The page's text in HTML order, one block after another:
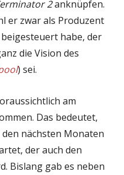
2anknüpfen.
er zwar als Produzent
habe, der
die Vision des
) sei.
am
Das bedeutet,
nächsten Monaten
der auch den
Bislang gab es neben